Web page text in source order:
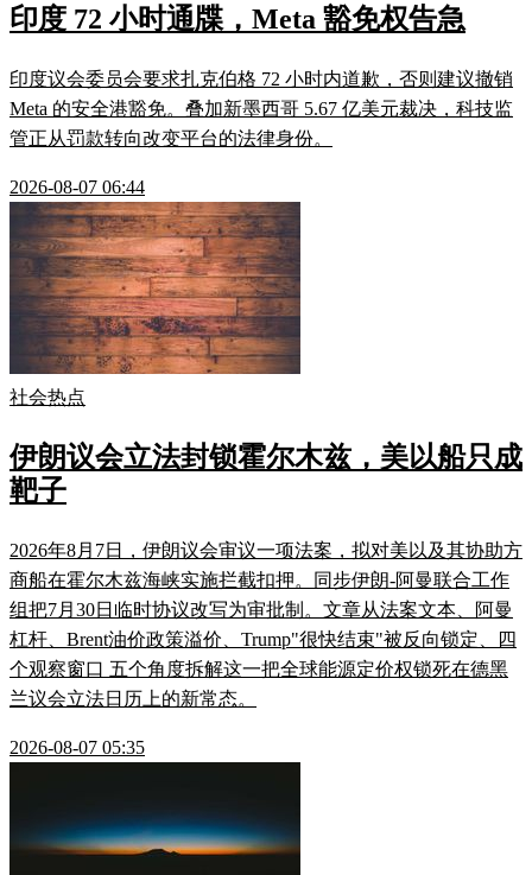
印度 72 小时通牒，Meta 豁免权告急
印度议会委员会要求扎克伯格 72 小时内道歉，否则建议撤销
Meta 的安全港豁免。叠加新墨西哥 5.67 亿美元裁决，科技监
管正从罚款转向改变平台的法律身份。
2026-08-07 06:44
社会热点
伊朗议会立法封锁霍尔木兹，美以船只成
靶子
2026年8月7日，伊朗议会审议一项法案，拟对美以及其协助方
商船在霍尔木兹海峡实施拦截扣押。同步伊朗-阿曼联合工作
组把7月30日临时协议改写为审批制。文章从法案文本、阿曼
杠杆、Brent油价政策溢价、Trump"很快结束"被反向锁定、四
个观察窗口 五个角度拆解这一把全球能源定价权锁死在德黑
兰议会立法日历上的新常态。
2026-08-07 05:35